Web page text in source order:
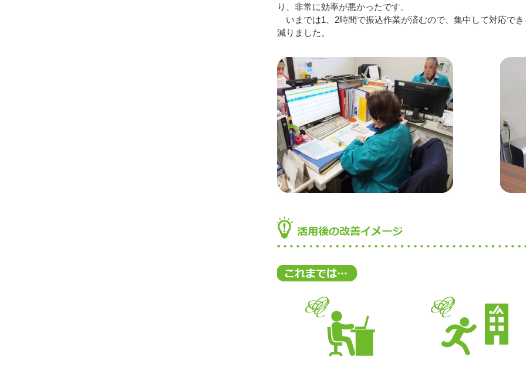
り、非常に効率が悪かったです。
いまでは1、2時間で振込作業が済むので、集中して対応で
減りました。